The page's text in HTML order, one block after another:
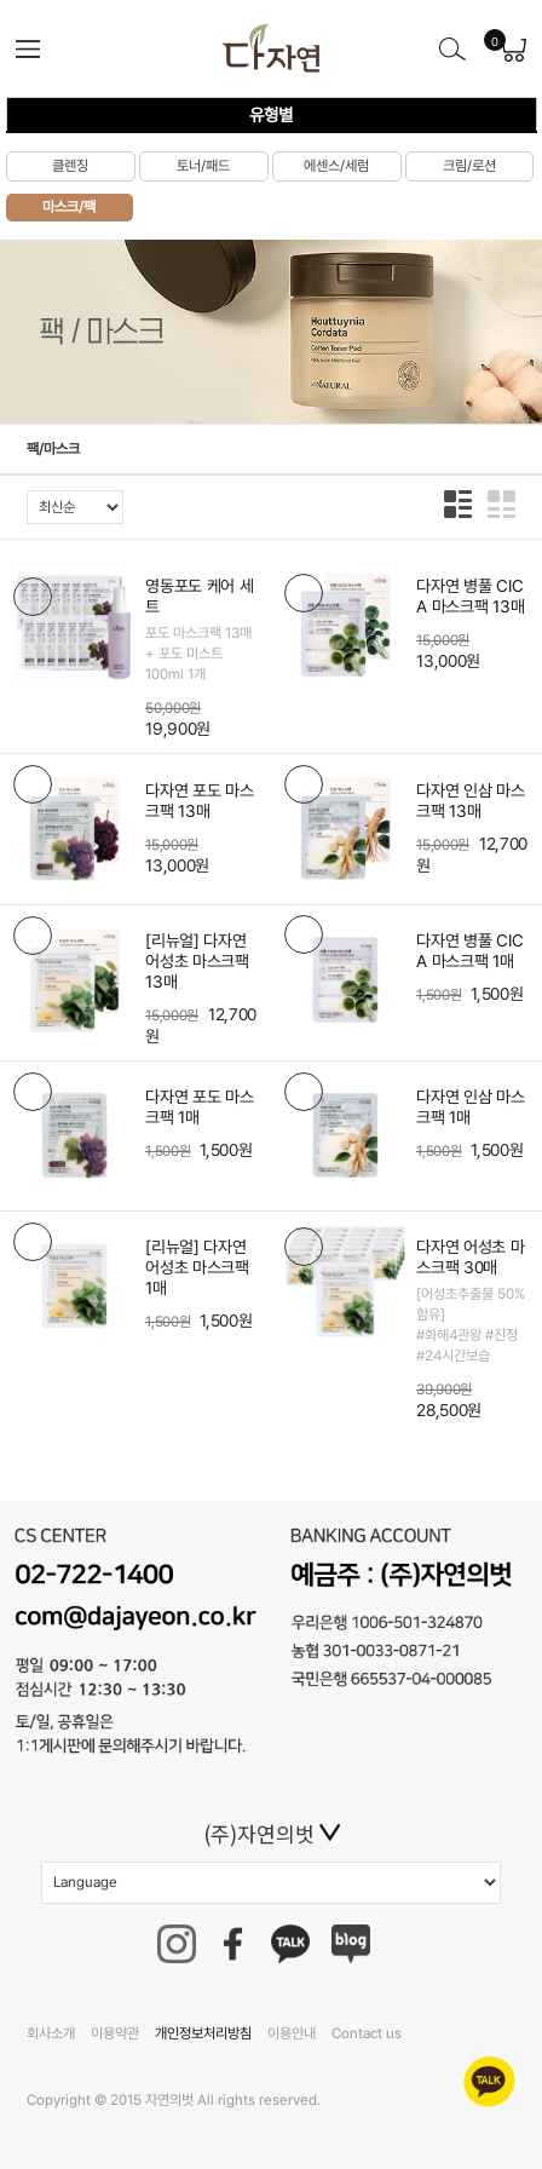
0
유형별
클렌징 토너/패드 에센스/세럼 크림/로션
마스크/팩
팩/마스크
영동포도 케어 세
트
포도 마스크팩 13매
+ 포도 미스트
100ml 1개
50,000원
19,900원
다자연 병풀 CIC
A 마스크팩 13매
15,000원
13,000원
다자연 포도 마스
크팩 13매
15,000원
13,000원
다자연 인삼 마스
크팩 13매
15,000원 12,700
원
[리뉴얼] 다자연
어성초 마스크팩
13매
15,000원 12,700
원
다자연 병풀 CIC
A 마스크팩 1매
1,500원 1,500원
다자연 포도 마스
크팩 1매
1,500원 1,500원
다자연 인삼 마스
크팩 1매
1,500원 1,500원
[리뉴얼] 다자연
어성초 마스크팩
1매
1,500원 1,500원
다자연 어성초 마
스크팩 30매
[어성초추출물 50%
함유]
#화해4관왕 #진정
#24시간보습
39,900원
28,500원
(주)자연의벗
회사소개 이용약관 개인정보처리방침 이용안내 Contact us
Copyright © 2015 자연의벗 All rights reserved.